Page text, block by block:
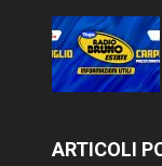
ARTICOLI